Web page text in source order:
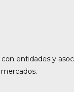
entidades y